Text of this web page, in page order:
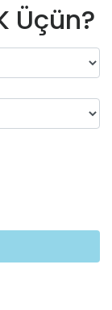
Üçün?